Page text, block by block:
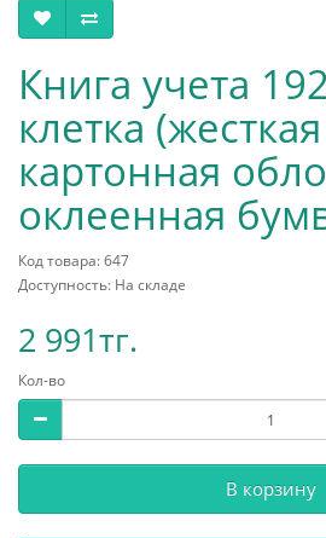
Книга учета
клетка (жесткая
картонная
оклеенная
Код товара: 647
Доступность: На складе
2 991тг.
Кол-во
В корзину